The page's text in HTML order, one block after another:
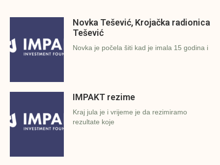
Novka Tešević, Krojačka radionica
Tešević
Novka je počela šiti kad je imala 15 godina i
IMPAKT rezime
Kraj jula je i vrijeme je da rezimiramo
rezultate koje